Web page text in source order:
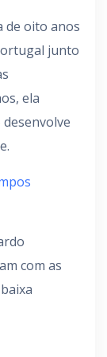
de oito anos
junto
ela
com as